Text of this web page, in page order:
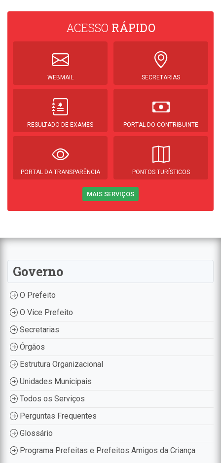
ACESSO RÁPIDO
WEBMAIL SECRETARIAS
RESULTADO DE EXAMES PORTAL DO CONTRIBUINTE
PORTAL DA TRANSPARÊNCIA PONTOS TURÍSTICOS
MAIS SERVIÇOS
Governo
O Prefeito
O Vice Prefeito
Secretarias
Órgãos
Estrutura Organizacional
Unidades Municipais
Todos os Serviços
Perguntas Frequentes
Glossário
Programa Prefeitas e Prefeitos Amigos da Criança